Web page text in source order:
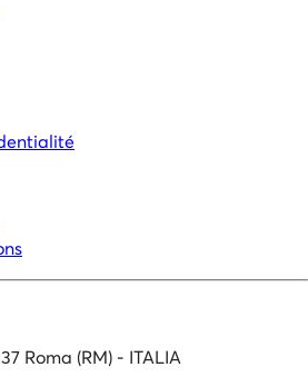
Roma (RM) - ITALIA